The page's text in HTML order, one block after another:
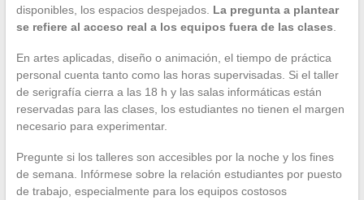
disponibles, los espacios despejados. La pregunta a plantear
se refiere al acceso real a los equipos fuera de las clases
En artes aplicadas, diseño o animación, el tiempo de práctica
personal cuenta tanto como las horas supervisadas. Si el taller
de serigrafía cierra a las 18 h y las salas informáticas están
reservadas para las clases, los estudiantes no tienen el margen
necesario para experimentar.
Pregunte si los talleres son accesibles por la noche y los fines
de semana. Infórmese sobre la relación estudiantes por puesto
de trabajo, especialmente para los equipos costosos